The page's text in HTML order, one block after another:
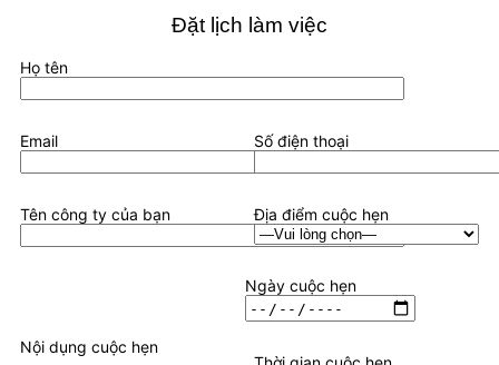
Đặt lịch làm việc
Họ tên
Email Số điện thoại
Tên công ty của bạn Địa điểm cuộc hẹn
Ngày cuộc hẹn
Nội dụng cuộc hẹn